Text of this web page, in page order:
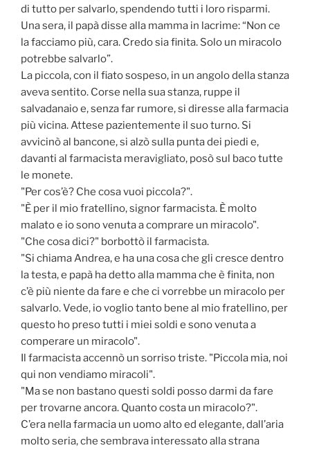
di tutto per salvarlo, spendendo tutti i loro risparmi.
Una sera, il papà disse alla mamma in lacrime: “Non ce
la facciamo più, cara. Credo sia finita. Solo un miracolo
potrebbe salvarlo”.
La piccola, con il fiato sospeso, in un angolo della stanza
aveva sentito. Corse nella sua stanza, ruppe il
salvadanaio e, senza far rumore, si diresse alla farmacia
più vicina. Attese pazientemente il suo turno. Si
avvicinò al bancone, si alzò sulla punta dei piedi e,
davanti al farmacista meravigliato, posò sul baco tutte
le monete.
"Per cos’è? Che cosa vuoi piccola?".
"È per il mio fratellino, signor farmacista. È molto
malato e io sono venuta a comprare un miracolo".
"Che cosa dici?" borbottò il farmacista.
"Si chiama Andrea, e ha una cosa che gli cresce dentro
la testa, e papà ha detto alla mamma che è finita, non
c’è più niente da fare e che ci vorrebbe un miracolo per
salvarlo. Vede, io voglio tanto bene al mio fratellino, per
questo ho preso tutti i miei soldi e sono venuta a
comperare un miracolo".
Il farmacista accennò un sorriso triste. "Piccola mia, noi
qui non vendiamo miracoli".
"Ma se non bastano questi soldi posso darmi da fare
per trovarne ancora. Quanto costa un miracolo?".
C’era nella farmacia un uomo alto ed elegante, dall’aria
molto seria, che sembrava interessato alla strana